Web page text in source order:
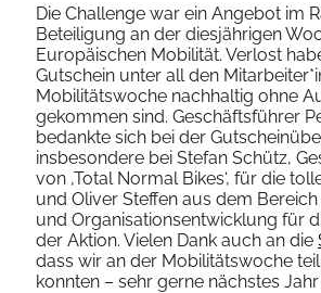
Die Challenge war ein Angebot im
Beteiligung an der diesjährigen
Europäischen Mobilität. Verlost
Gutschein unter all den
Mobilitätswoche nachhaltig ohne
gekommen sind. Geschäftsführer
bedankte sich bei der
insbesondere bei Stefan Schütz,
von ‚Total Normal Bikes‘, für die
und Oliver Steffen aus dem
und Organisationsentwicklung für
der Aktion. Vielen Dank auch an die
dass wir an der Mobilitätswoche
konnten – sehr gerne nächstes Jahr